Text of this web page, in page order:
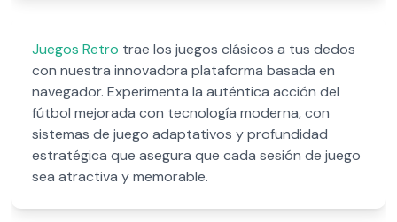
Juegos Retro trae los juegos clásicos a tus dedos
con nuestra innovadora plataforma basada en
navegador. Experimenta la auténtica acción del
fútbol mejorada con tecnología moderna, con
sistemas de juego adaptativos y profundidad
estratégica que asegura que cada sesión de juego
sea atractiva y memorable.